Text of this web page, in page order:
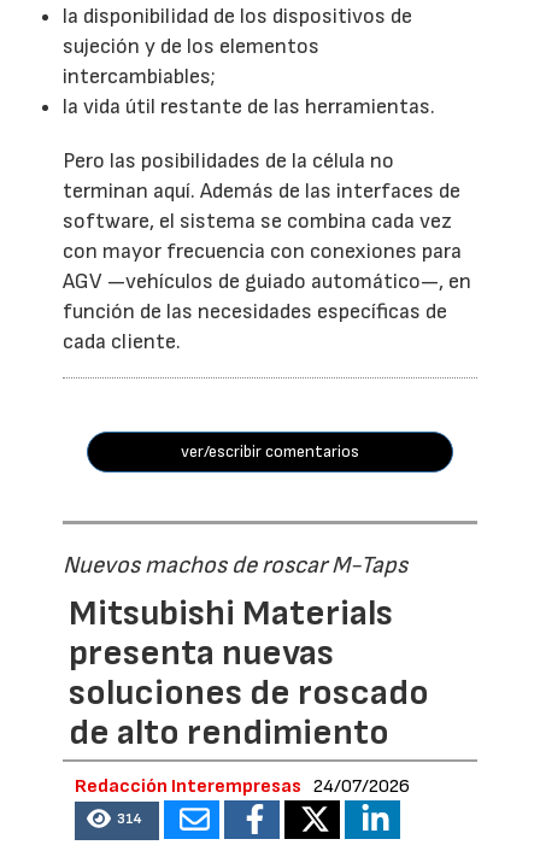
la disponibilidad de los dispositivos de
sujeción y de los elementos
intercambiables;
la vida útil restante de las herramientas.
Pero las posibilidades de la célula no
terminan aquí. Además de las interfaces de
software, el sistema se combina cada vez
con mayor frecuencia con conexiones para
AGV —vehículos de guiado automático—, en
función de las necesidades específicas de
cada cliente.
ver/escribir comentarios
Nuevos machos de roscar M-Taps
Mitsubishi Materials
presenta nuevas
soluciones de roscado
de alto rendimiento
Redacción Interempresas 24/07/2026
314